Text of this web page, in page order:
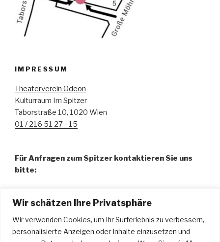
Wir schätzen Ihre Privatsphäre
Wir verwenden Cookies, um Ihr Surferlebnis zu verbessern,
personalisierte Anzeigen oder Inhalte einzusetzen und
IMPRESSUM
Theaterverein Odeon
Kulturraum Im Spitzer
Taborstraße 10, 1020 Wien
01 / 216 51 27 - 15
Für Anfragen zum Spitzer kontaktieren Sie uns
bitte:
01 / 216 51 27 - 15
spitzer@odeon.at
Hr. Urdyl Bauer – Technische Leitung u. Tontechnik